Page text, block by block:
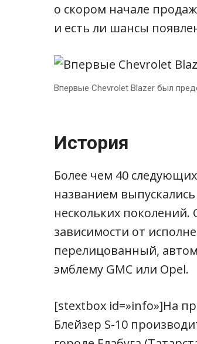
о скором начале
и есть ли шансы
Впервые Chevrolet Blazer был
История
Более чем 40
названием
нескольких
зависимости от
перелицованный,
эмблему GMC или Opel.
[stextbox id=»info»]На
Блейзер S-10